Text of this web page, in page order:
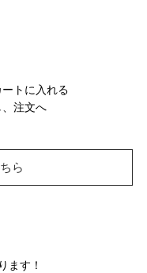
トに入れる
注文へ
ら
ます！